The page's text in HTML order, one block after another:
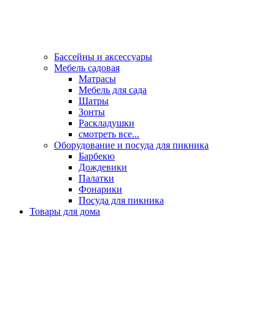
Бассейны и аксессуары
Мебель садовая
Матрасы
Мебель для сада
Шатры
Зонты
Раскладушки
смотреть все...
Оборудование и посуда для пикника
Барбекю
Дождевики
Палатки
Фонарики
Посуда для пикника
Товары для дома